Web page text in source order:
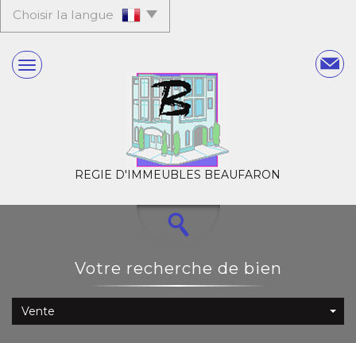
Choisir la langue
REGIE D'IMMEUBLES BEAUFARON
votre recherche de bien
Vente